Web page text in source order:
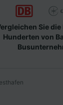
Sie die
Hunderten von